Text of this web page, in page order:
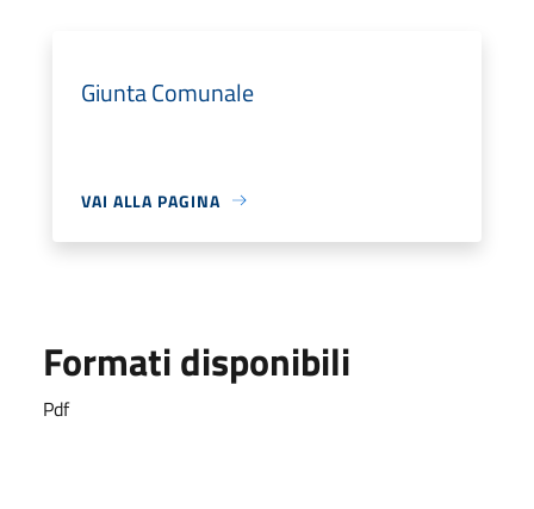
Giunta Comunale
VAI ALLA PAGINA
Formati disponibili
Pdf